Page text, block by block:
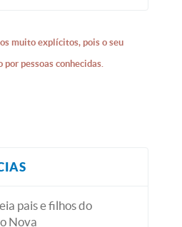
muito explícitos, pois o seu
pessoas conhecidas.
pais e filhos do
Nova